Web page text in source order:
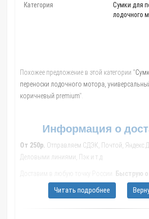
Категория
Сумки для
лодочного
Похожее предложение в этой категории "
переноски лодочного мотора,
коричневый premium".
Информация о
От 250р. Отправляем СДЭК, Почтой,
Деловыми линиями, Пэк и т.д.
Доставим в любую точку России.
Быструю
качественную упаковку гарантируем.
По
рассмотрим другие варианты доставки. Мы
удовольствие от сделанных покупок.
Читать подробнее